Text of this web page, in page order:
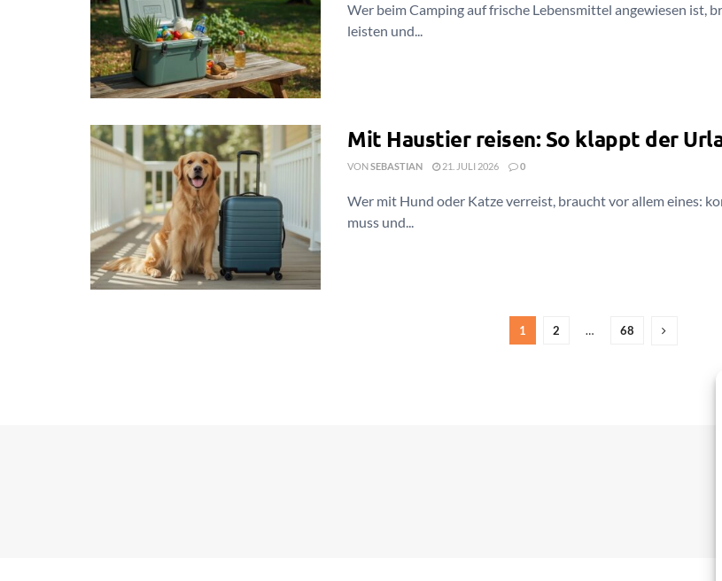
Wer beim Camping auf frische Lebensmittel angewiesen ist,
leisten und...
Mit Haustier reisen: So klappt der
VONSEBASTIAN 21. JULI 2026 0
Wer mit Hund oder Katze verreist, braucht vor allem eines:
muss und...
1 2 … 68